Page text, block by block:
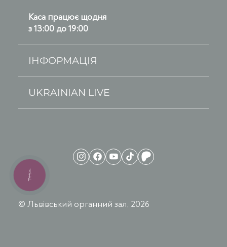
© Львівський органний зал, 2026
Каса працює щодня
з 13:00 до 19:00
ІНФОРМАЦІЯ
UKRAINIAN LIVE
КНОПКА
ЗВ'ЯЗКУ